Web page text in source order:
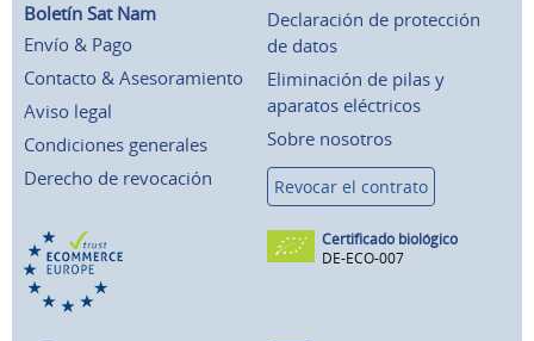
Boletín Sat Nam
Envío & Pago
Contacto & Asesoramiento
Aviso legal
Condiciones generales
Derecho de revocación
Declaración de protección
de datos
Eliminación de pilas y
aparatos eléctricos
Sobre nosotros
Revocar el contrato
Certificado biológico
DE-ECO-007